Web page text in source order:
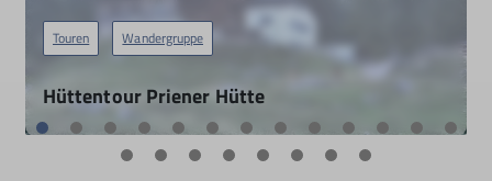
Touren Wandergruppe
Hüttentour Priener Hütte
19.07.2026